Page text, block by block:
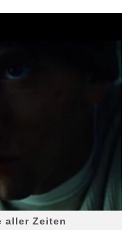
aller Zeiten